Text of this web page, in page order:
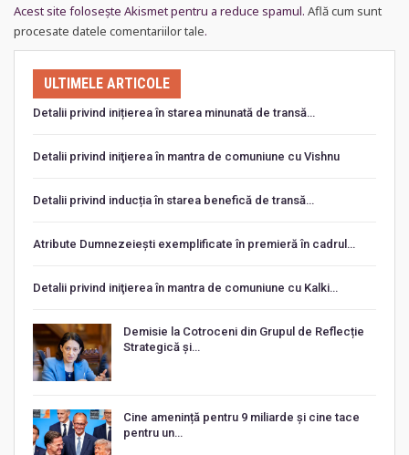
Acest site folosește Akismet pentru a reduce spamul. Află cum sunt
procesate datele comentariilor tale.
ULTIMELE ARTICOLE
Detalii privind inițierea în starea minunată de transă…
Detalii privind iniţierea în mantra de comuniune cu Vishnu
Detalii privind inducția în starea benefică de transă…
Atribute Dumnezeiești exemplificate în premieră în cadrul…
Detalii privind iniţierea în mantra de comuniune cu Kalki…
Demisie la Cotroceni din Grupul de Reflecție
Strategică și…
Cine amenință pentru 9 miliarde și cine tace
pentru un…